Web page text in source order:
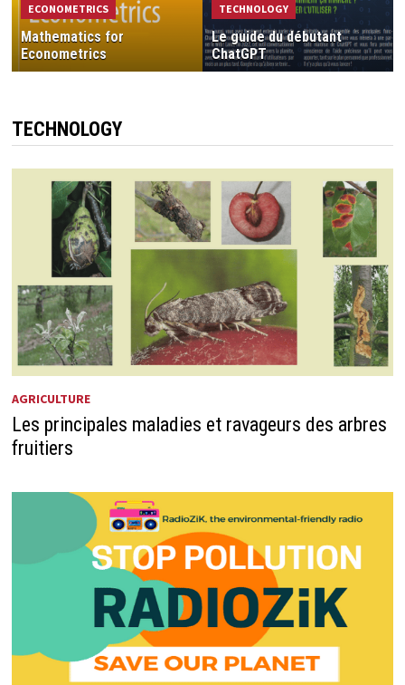
ECONOMETRICS
Mathematics for
Econometrics
TECHNOLOGY
Le guide du débutant
ChatGPT
TECHNOLOGY
AGRICULTURE
Les principales maladies et ravageurs des arbres
fruitiers